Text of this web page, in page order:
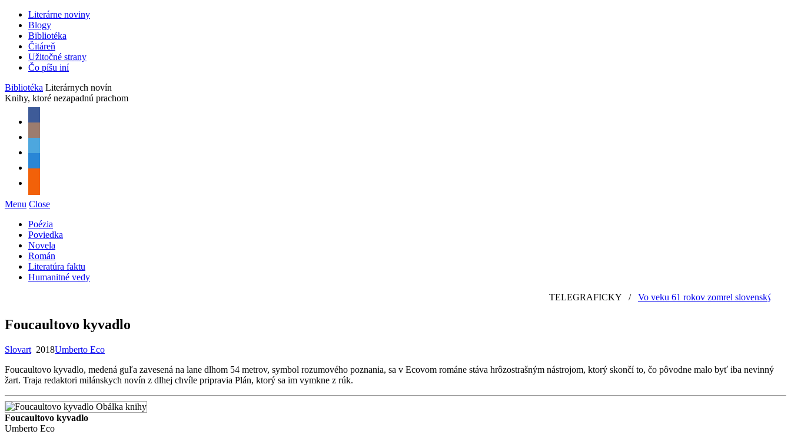
Literárne noviny
Blogy
Bibliotéka
Čitáreň
Užitočné strany
Čo píšu iní
Bibliotéka Literárnych novín
Knihy, ktoré nezapadnú prachom
Menu Close
Poézia
Poviedka
Novela
Román
Literatúra faktu
Humanitné vedy
TELEGRAFICKY/Vo veku 61 rokov zomrel slovenský grafik a
Foucaultovo kyvadlo
Slovart 2018Umberto Eco
Foucaultovo kyvadlo, medená guľa zavesená na lane dlhom 54 metrov, symbol rozumového poznania, sa v Ecovom románe stáva hrôzostrašným nástrojom, ktorý skončí to, čo pôvodne malo byť iba nevinný
žart. Traja redaktori milánskych novín z dlhej chvíle pripravia Plán, ktorý sa im vymkne z rúk.
Foucaultovo kyvadlo
Umberto Eco